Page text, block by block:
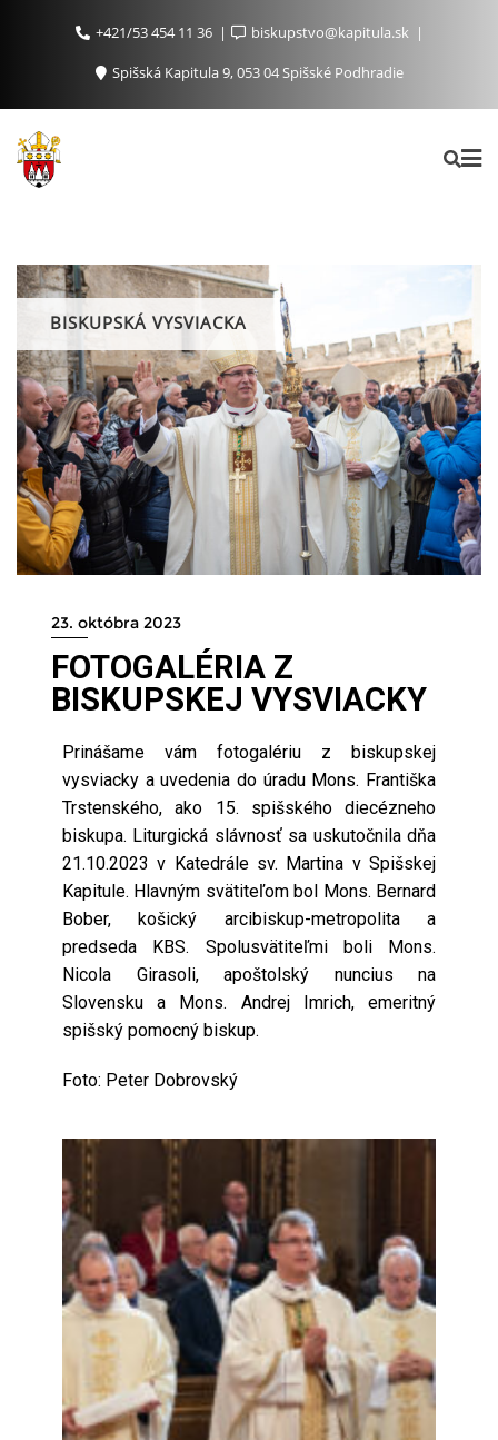
+421/53 454 11 36
biskupstvo@kapitula.sk
Spišská Kapitula 9, 053 04 Spišské Podhradie
BISKUPSKÁ VYSVIACKA
23. októbra 2023
FOTOGALÉRIA Z
BISKUPSKEJ VYSVIACKY
Prinášame vám fotogalériu z biskupskej
vysviacky a uvedenia do úradu Mons. Františka
Trstenského, ako 15. spišského diecézneho
biskupa. Liturgická slávnosť sa uskutočnila dňa
21.10.2023 v Katedrále sv. Martina v Spišskej
Kapitule. Hlavným svätiteľom bol Mons. Bernard
Bober, košický arcibiskup-metropolita a
predseda KBS. Spolusvätiteľmi boli Mons.
Nicola Girasoli, apoštolský nuncius na
Slovensku a Mons. Andrej Imrich, emeritný
spišský pomocný biskup.
Foto: Peter Dobrovský